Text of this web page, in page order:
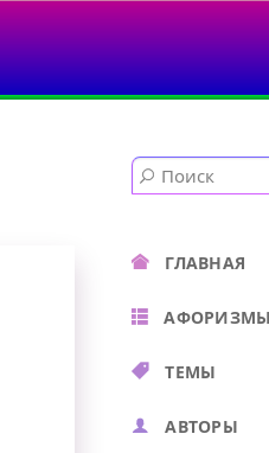
ГЛАВНАЯ
АФОРИЗМЫ
ТЕМЫ
АВТОРЫ